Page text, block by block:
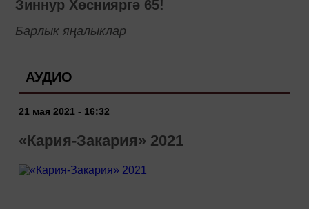
Зиннур Хөснияргә 65!
Барлык яңалыклар
АУДИО
21 мая 2021 - 16:32
«Кария-Закария» 2021